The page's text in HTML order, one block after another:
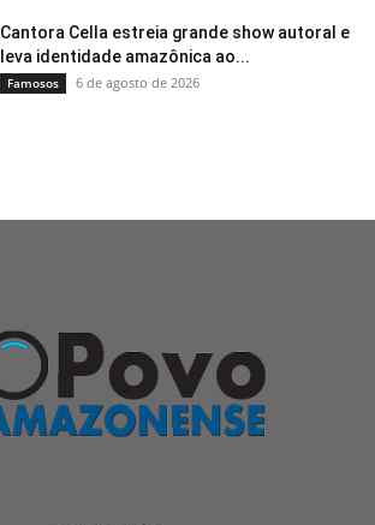
Cantora Cella estreia grande show autoral e
leva identidade amazônica ao...
Famosos 6 de agosto de 2026